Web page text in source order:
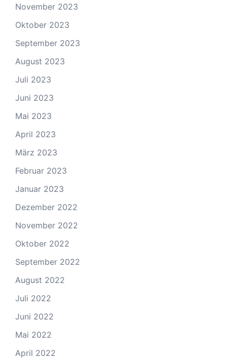
November 2023
Oktober 2023
September 2023
August 2023
Juli 2023
Juni 2023
Mai 2023
April 2023
März 2023
Februar 2023
Januar 2023
Dezember 2022
November 2022
Oktober 2022
September 2022
August 2022
Juli 2022
Juni 2022
Mai 2022
April 2022